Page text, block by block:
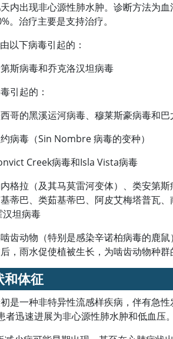
内出现非心源性肺水肿。诊断方法为
。治疗主要是支持治疗。
以下病毒引起的：
斯病毒和乔克洛汉坦病毒
引起的：
哥的黑溪运河病毒、穆莱斯豪病毒和巴
病毒（Sin Nombre 病毒的变种）
Creek病毒和Isla Vista病毒
格拉（及其马莫雷河变体）、类安第
蒂巴、类茹基蒂巴、阿皮艾梅塔普瓦
汉坦病毒
齿动物（特别是感染辛诺柏病毒的鹿
，雨水促使植被生长，为啮齿动物种群
和体征
是一种非特异性流感样疾病，伴有急
者迅速进展为非心源性肺水肿和低血压。